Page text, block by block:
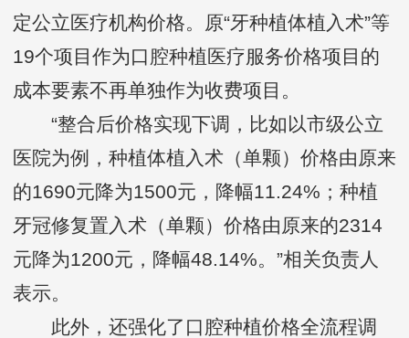
定公立医疗机构价格。原“牙种植体植入术”等
19个项目作为口腔种植医疗服务价格项目的
成本要素不再单独作为收费项目。
“整合后价格实现下调，比如以市级公立
医院为例，种植体植入术（单颗）价格由原来
的1690元降为1500元，降幅11.24%；种植
牙冠修复置入术（单颗）价格由原来的2314
元降为1200元，降幅48.14%。”相关负责人
表示。
此外，还强化了口腔种植价格全流程调